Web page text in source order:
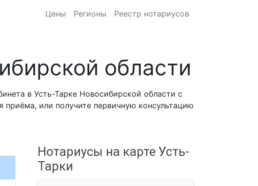
Цены Регионы Реестр нотариусов
области
в Усть-Тарке Новосибирской области с
или получите первичную консультацию
Нотариусы на карте Усть-
Тарки